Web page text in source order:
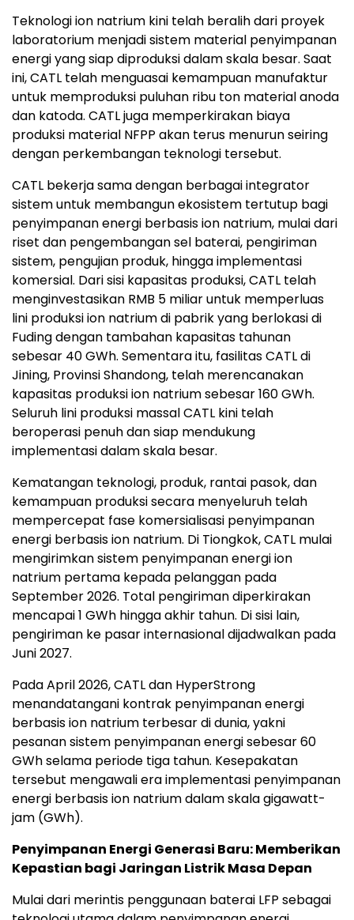
Teknologi ion natrium kini telah beralih dari proyek
laboratorium menjadi sistem material penyimpanan
energi yang siap diproduksi dalam skala besar. Saat
ini, CATL telah menguasai kemampuan manufaktur
untuk memproduksi puluhan ribu ton material anoda
dan katoda. CATL juga memperkirakan biaya
produksi material NFPP akan terus menurun seiring
dengan perkembangan teknologi tersebut.
CATL bekerja sama dengan berbagai integrator
sistem untuk membangun ekosistem tertutup bagi
penyimpanan energi berbasis ion natrium, mulai dari
riset dan pengembangan sel baterai, pengiriman
sistem, pengujian produk, hingga implementasi
komersial. Dari sisi kapasitas produksi, CATL telah
menginvestasikan RMB 5 miliar untuk memperluas
lini produksi ion natrium di pabrik yang berlokasi di
Fuding dengan tambahan kapasitas tahunan
sebesar 40 GWh. Sementara itu, fasilitas CATL di
Jining, Provinsi Shandong, telah merencanakan
kapasitas produksi ion natrium sebesar 160 GWh.
Seluruh lini produksi massal CATL kini telah
beroperasi penuh dan siap mendukung
implementasi dalam skala besar.
Kematangan teknologi, produk, rantai pasok, dan
kemampuan produksi secara menyeluruh telah
mempercepat fase komersialisasi penyimpanan
energi berbasis ion natrium. Di Tiongkok, CATL mulai
mengirimkan sistem penyimpanan energi ion
natrium pertama kepada pelanggan pada
September 2026. Total pengiriman diperkirakan
mencapai 1 GWh hingga akhir tahun. Di sisi lain,
pengiriman ke pasar internasional dijadwalkan pada
Juni 2027.
Pada April 2026, CATL dan HyperStrong
menandatangani kontrak penyimpanan energi
berbasis ion natrium terbesar di dunia, yakni
pesanan sistem penyimpanan energi sebesar 60
GWh selama periode tiga tahun. Kesepakatan
tersebut mengawali era implementasi penyimpanan
energi berbasis ion natrium dalam skala gigawatt-
jam (GWh).
Penyimpanan Energi Generasi Baru: Memberikan
Kepastian bagi Jaringan Listrik Masa Depan
Mulai dari merintis penggunaan baterai LFP sebagai